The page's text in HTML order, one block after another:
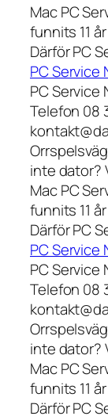
Mac PC
funnits 11
Därför PC
PC Service
PC Service
Telefon 08
inte dator?
Mac PC
funnits 11
Därför PC
PC Service
PC Service
Telefon 08
inte dator?
Mac PC
funnits 11
Därför PC